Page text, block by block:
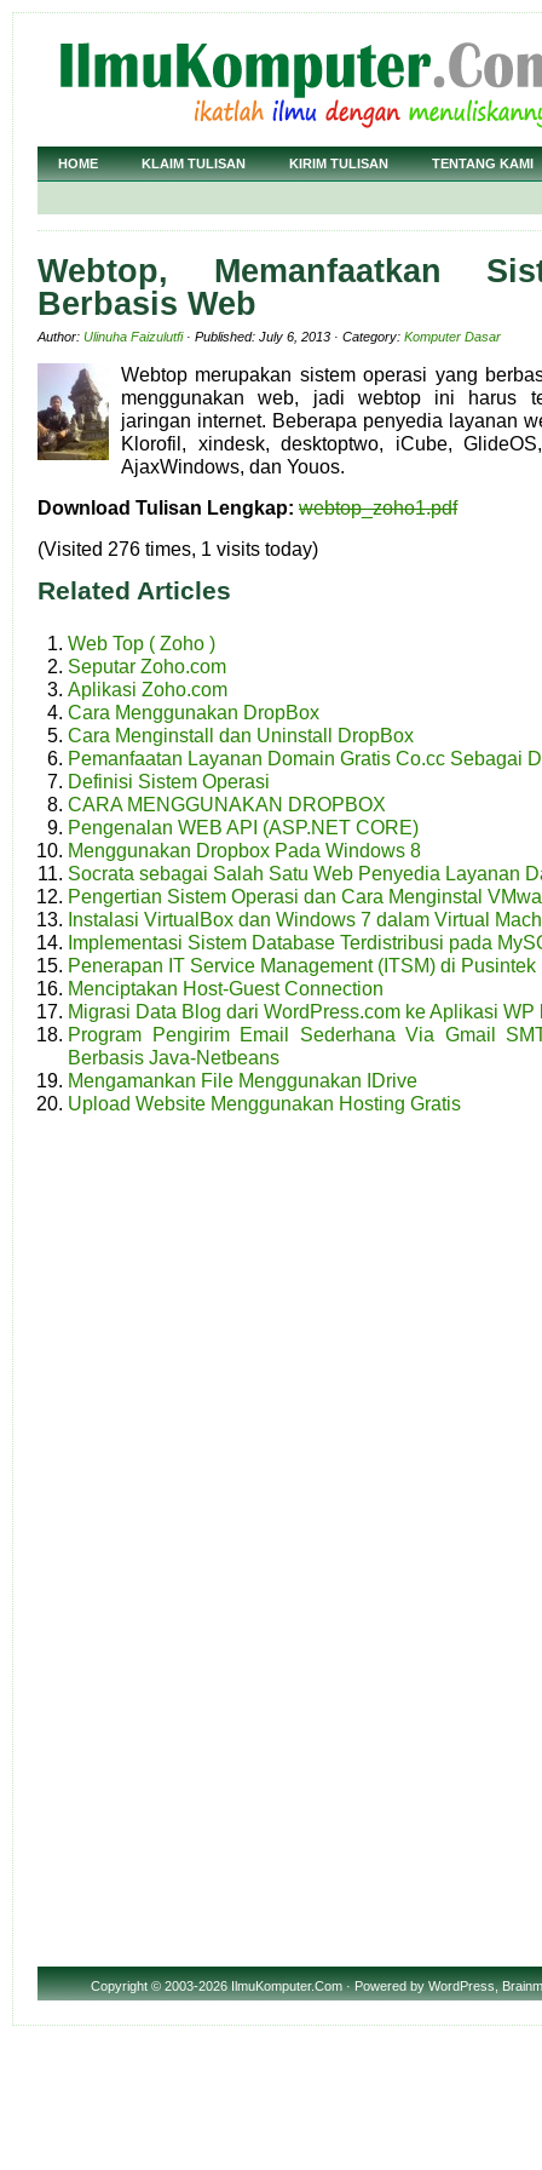
HOME KLAIM TULISAN KIRIM TULISAN TENTANG KAMI
Webtop, Memanfaatkan
Berbasis Web
Author: Ulinuha Faizulutfi· Published: July 6, 2013 · Category: Komputer Dasar
Webtop merupakan sistem operasi yang
menggunakan web, jadi webtop ini harus
jaringan internet. Beberapa penyedia layanan
Klorofil, xindesk, desktoptwo, iCube,
AjaxWindows, dan Youos.
Download Tulisan Lengkap: webtop_zoho1.pdf
(Visited 276 times, 1 visits today)
Related Articles
Web Top ( Zoho )
Seputar Zoho.com
Aplikasi Zoho.com
Cara Menggunakan DropBox
Cara Menginstall dan Uninstall DropBox
Pemanfaatan Layanan Domain Gratis Co.cc Sebagai
Definisi Sistem Operasi
CARA MENGGUNAKAN DROPBOX
Pengenalan WEB API (ASP.NET CORE)
Menggunakan Dropbox Pada Windows 8
Socrata sebagai Salah Satu Web Penyedia Layanan
Pengertian Sistem Operasi dan Cara Menginstal
Instalasi VirtualBox dan Windows 7 dalam Virtual
Implementasi Sistem Database Terdistribusi pada
Penerapan IT Service Management (ITSM) di
Menciptakan Host-Guest Connection
Migrasi Data Blog dari WordPress.com ke Aplikasi WP
Program Pengirim Email Sederhana Via Gmail
Berbasis Java-Netbeans
Mengamankan File Menggunakan IDrive
Upload Website Menggunakan Hosting Gratis
Copyright© 2003-2026 IlmuKomputer.Com · Powered byWordPress,